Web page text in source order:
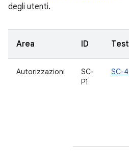
degli utenti.
Area ID Test
Autorizzazioni
SC-
P1
SC-4